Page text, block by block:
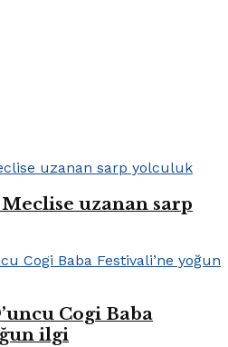
Meclise uzanan sarp
Cogi Baba
ilgi